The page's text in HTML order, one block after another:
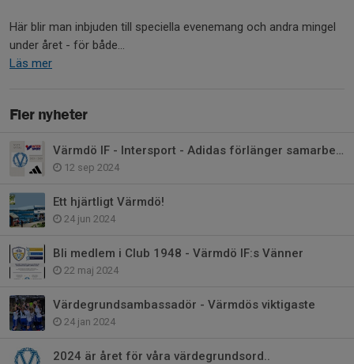
Här blir man inbjuden till speciella evenemang och andra mingel
under året - för både...
Läs mer
Fler nyheter
Värmdö IF - Intersport - Adidas förlänger samarbetet!
12 sep 2024
Ett hjärtligt Värmdö!
24 jun 2024
Bli medlem i Club 1948 - Värmdö IF:s Vänner
22 maj 2024
Värdegrundsambassadör - Värmdös viktigaste
24 jan 2024
2024 är året för våra värdegrundsord..